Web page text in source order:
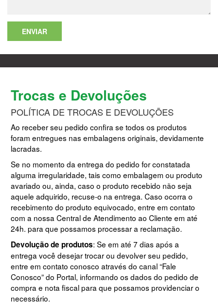
ENVIAR
Trocas e Devoluções
POLÍTICA DE TROCAS E DEVOLUÇÕES
Ao receber seu pedido confira se todos os produtos
foram entregues nas embalagens originais, devidamente
lacradas.
Se no momento da entrega do pedido for constatada
alguma irregularidade, tais como embalagem ou produto
avariado ou, ainda, caso o produto recebido não seja
aquele adquirido, recuse-o na entrega. Caso ocorra o
recebimento do produto equivocado, entre em contato
com a nossa Central de Atendimento ao Cliente em até
24h. para que possamos processar a reclamação.
Devolução de produtos: Se em até 7 dias após a
entrega você desejar trocar ou devolver seu pedido,
entre em contato conosco através do canal “Fale
Conosco” do Portal, informando os dados do pedido de
compra e nota fiscal para que possamos providenciar o
necessário.